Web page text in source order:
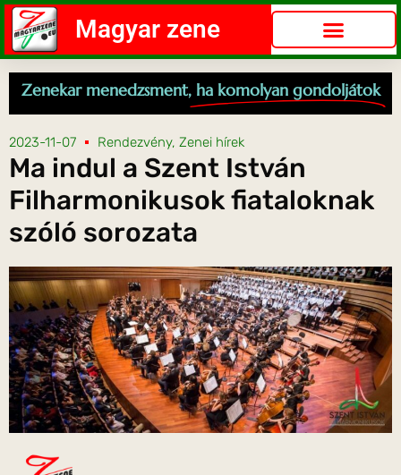
Magyar zene
Zenekar menedzsment, ha komolyan gondoljátok
2023-11-07 Rendezvény, Zenei hírek
Ma indul a Szent István
Filharmonikusok fiataloknak
szóló sorozata